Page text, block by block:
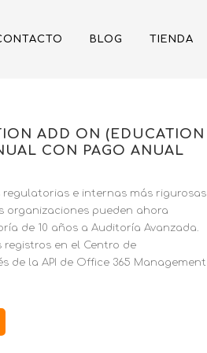
BLOG TIENDA
ADD ON (EDUCATION
CON PAGO ANUAL
e internas más rigurosas
organizaciones pueden ahora
de 10 años a Auditoría Avanzada.
en el Centro de
de la API de Office 365 Management